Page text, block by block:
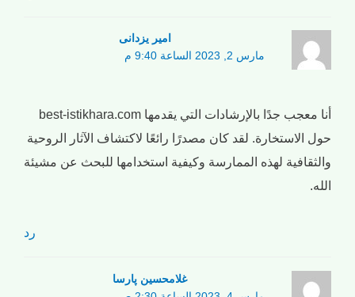
امیر یزدانی
مارس 2, 2023 الساعة 9:40 م
أنا معجب جدًا بالإرشادات التي يقدمها best-istikhara.com
حول الاستخارة. لقد كان مصدرًا رائعًا لاكتشاف الآثار الروحية
والثقافية لهذه الممارسة وكيفية استخدامها للبحث عن مشيئة
الله.
رد
غلامحسین پارسا